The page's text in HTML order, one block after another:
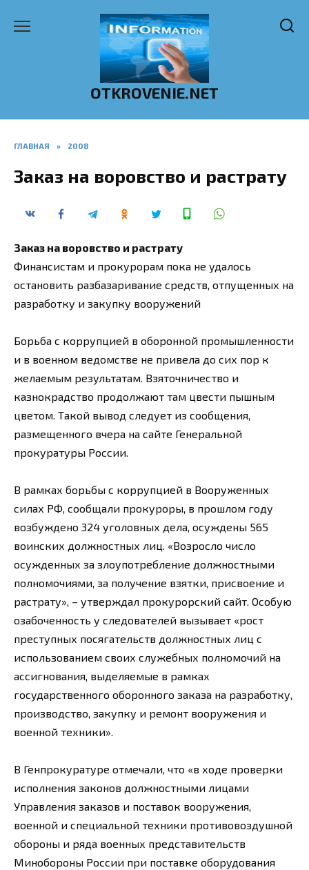
OTKROVENIE.NET
ГЛАВНАЯ » 2008
Заказ на воровство и растрату
Заказ на воровство и растрату
Финансистам и прокурорам пока не удалось
остановить разбазаривание средств, отпущенных на
разработку и закупку вооружений
Борьба с коррупцией в оборонной промышленности
и в военном ведомстве не привела до сих пор к
желаемым результатам. Взяточничество и
казнокрадство продолжают там цвести пышным
цветом. Такой вывод следует из сообщения,
размещенного вчера на сайте Генеральной
прокуратуры России.
В рамках борьбы с коррупцией в Вооруженных
силах РФ, сообщали прокуроры, в прошлом году
возбуждено 324 уголовных дела, осуждены 565
воинских должностных лиц. «Возросло число
осужденных за злоупотребление должностными
полномочиями, за получение взятки, присвоение и
растрату», – утверждал прокурорский сайт. Особую
озабоченность у следователей вызывает «рост
преступных посягательств должностных лиц с
использованием своих служебных полномочий на
ассигнования, выделяемые в рамках
государственного оборонного заказа на разработку,
производство, закупку и ремонт вооружения и
военной техники».
В Генпрокуратуре отмечали, что «в ходе проверки
исполнения законов должностными лицами
Управления заказов и поставок вооружения,
военной и специальной техники противовоздушной
обороны и ряда военных представительств
Минобороны России при поставке оборудования